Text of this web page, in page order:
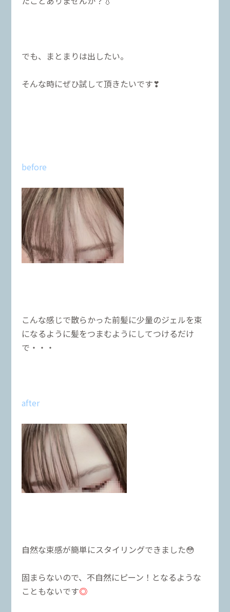
でも、まとまりは出したい。
そんな時にぜひ試して頂きたいです❣
before
こんな感じで散らかった前髪に少量のジェルを束
になるように髪をつまむようにしてつけるだけ
で・・・
after
自然な束感が簡単にスタイリングできました😳
固まらないので、不自然にピーン！となるような
こともないです◎